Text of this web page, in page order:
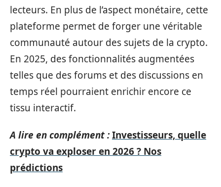
lecteurs. En plus de l’aspect monétaire, cette
plateforme permet de forger une véritable
communauté autour des sujets de la crypto.
En 2025, des fonctionnalités augmentées
telles que des forums et des discussions en
temps réel pourraient enrichir encore ce
tissu interactif.
A lire en complément :Investisseurs, quelle
crypto va exploser en 2026 ? Nos
prédictions